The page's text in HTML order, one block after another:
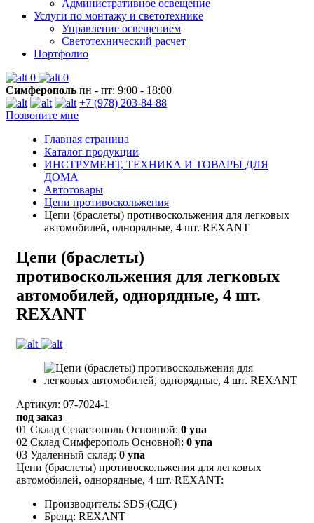
Административное освещение
Услуги по монтажу и светотехнике
Управление освещением
Светотехнический расчет
Портфолио
0
0
Симферополь пн - пт: 9:00 - 18:00
+7 (978) 203-84-88
Позвоните мне
Главная страница
Каталог продукции
ИНСТРУМЕНТ, ТЕХНИКА И ТОВАРЫ ДЛЯ
ДОМА
Автотовары
Цепи противоскольжения
Цепи (браслеты) противоскольжения для легковых
автомобилей, однорядные, 4 шт. REXANT
Цепи (браслеты)
противоскольжения для легковых
автомобилей, однорядные, 4 шт.
REXANT
Артикул: 07-7024-1
под заказ
01 Склад Севастополь Основной: 0 упа
02 Склад Симферополь Основной: 0 упа
03 Удаленный склад: 0 упа
Цепи (браслеты) противоскольжения для легковых
автомобилей, однорядные, 4 шт. REXANT:
Производитель: SDS (СДС)
Бренд: REXANT